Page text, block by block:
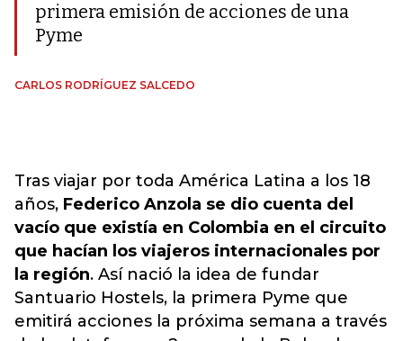
primera emisión de acciones de una
Pyme
CARLOS RODRÍGUEZ SALCEDO
Tras viajar por toda América Latina a los 18
años, Federico Anzola se dio cuenta del
vacío que existía en Colombia en el circuito
que hacían los viajeros internacionales por
la región. Así nació la idea de fundar
Santuario Hostels, la primera Pyme que
emitirá acciones la próxima semana a través